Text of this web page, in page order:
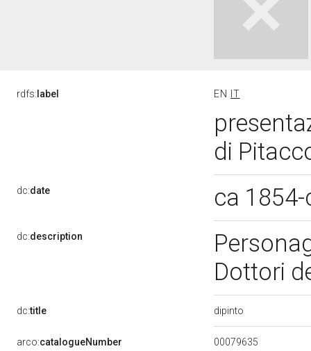
rdfs: label EN IT
di
dc:date ca
dc:description
Dottori
dc:title dipinto
arco:catalogueNumber 00079635